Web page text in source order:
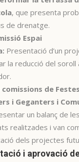
, que presenta
de drenatge.
Espai
Presentació d’un
la reducció del soroll
comissions de
i Geganters i
un balanç de les
realitzades i van
dels projectes
i aprovació